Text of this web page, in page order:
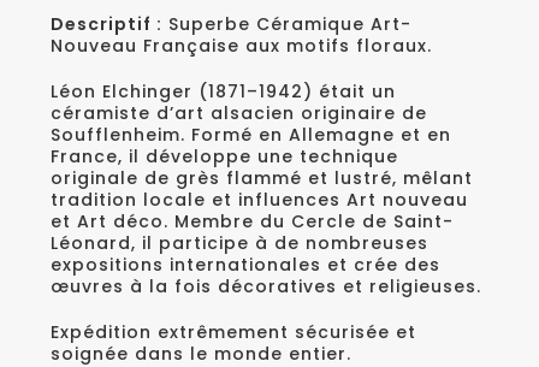
Descriptif : Superbe Céramique Art-
Nouveau Française aux motifs floraux.
Léon Elchinger (1871–1942) était un
céramiste d’art alsacien originaire de
Soufflenheim. Formé en Allemagne et en
France, il développe une technique
originale de grès flammé et lustré, mêlant
tradition locale et influences Art nouveau
et Art déco. Membre du Cercle de Saint-
Léonard, il participe à de nombreuses
expositions internationales et crée des
œuvres à la fois décoratives et religieuses.
Expédition extrêmement sécurisée et
soignée dans le monde entier.